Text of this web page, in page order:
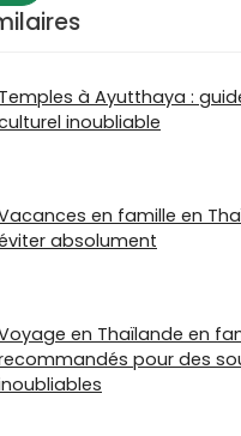
Temples à Ayutthaya :
inoubliable
en famille en
absolument
en Thaïlande en
pour des